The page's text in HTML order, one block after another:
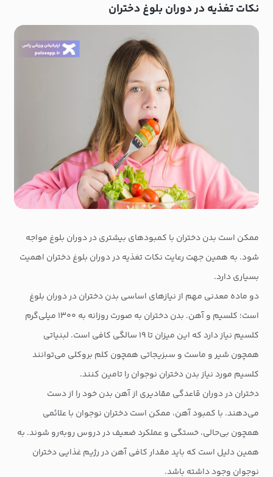
نکات تغذیه در دوران بلوغ دختران
ممکن است بدن دختران با کمبودهای بیشتری در دوران بلوغ مواجه
شود. به همین جهت رعایت نکات تغذیه در دوران بلوغ دختران اهمیت
بسیاری دارد.
دو ماده معدنی مهم از نیازهای اساسی بدن دختران در دوران بلوغ
است؛ کلسیم و آهن. بدن دختران به صورت روزانه به ۱۳۰۰ میلی‌گرم
کلسیم نیاز دارد که این میزان تا ۱۹ سالگی کافی است. لبنیاتی
همچون شیر و ماست و سبزیجاتی همچون کلم بروکلی می‌توانند
کلسیم مورد نیاز بدن دختران نوجوان را تامین کنند.
دختران در دوران قاعدگی مقادیری از آهن بدن خود را از دست
می‌دهند. با کمبود آهن، ممکن است دختران نوجوان با علائمی
همچون بی‌حالی، خستگی و عملکرد ضعیف در دروس روبه‌رو شوند. به
همین دلیل است که باید مقدار کافی آهن در رژیم غذایی دختران
نوجوان وجود داشته باشد.